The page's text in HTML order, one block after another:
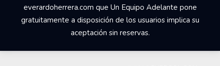
everardoherrera.com que Un Equipo Adelante pone
gratuitamente a disposición de los usuarios implica su
aceptación sin reservas.